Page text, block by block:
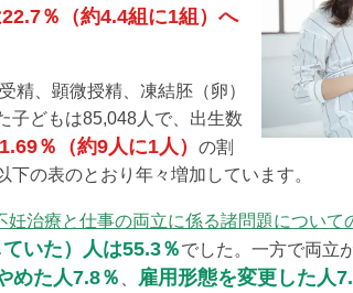
％（約4.4組に1組）へ
精、顕微授精、凍結胚（卵）
子どもは85,048人で、出生数
％（約9人に1人） の割
の表のとおり年々増加しています。
妊治療と仕事の両立に係る諸問題について
いた）人は55.3％でした。一方で両立
めた人7.8％ 雇用形態を変更した人